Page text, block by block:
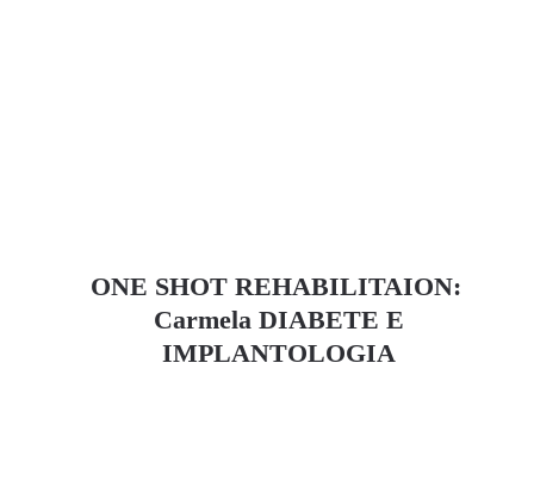
ONE SHOT REHABILITAION:
Carmela DIABETE E
IMPLANTOLOGIA